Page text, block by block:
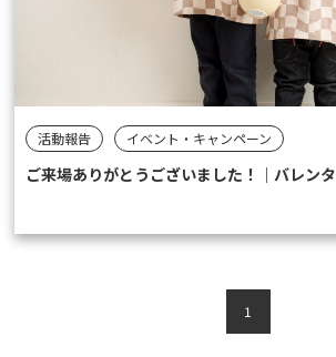
活動報告 イベント・キャンペーン
1